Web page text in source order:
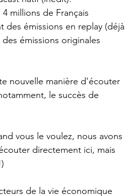
4 millions de Français
des émissions en replay (déjà
émissions originales
nouvelle manière d’écouter
le succès de
vous le voulez, nous avons
directement ici, mais
de la vie économique